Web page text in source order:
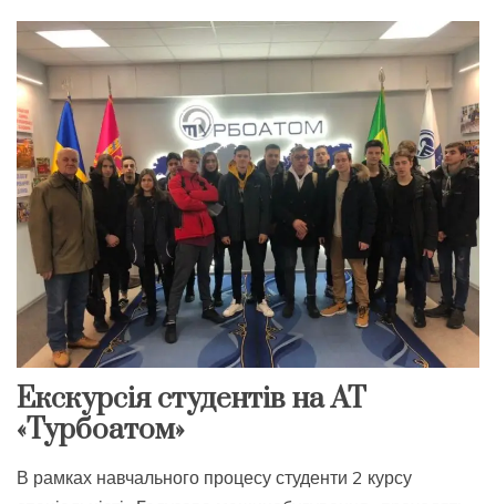
Екскурсія студентів на АТ
«Турбоатом»
В рамках навчального процесу студенти 2 курсу